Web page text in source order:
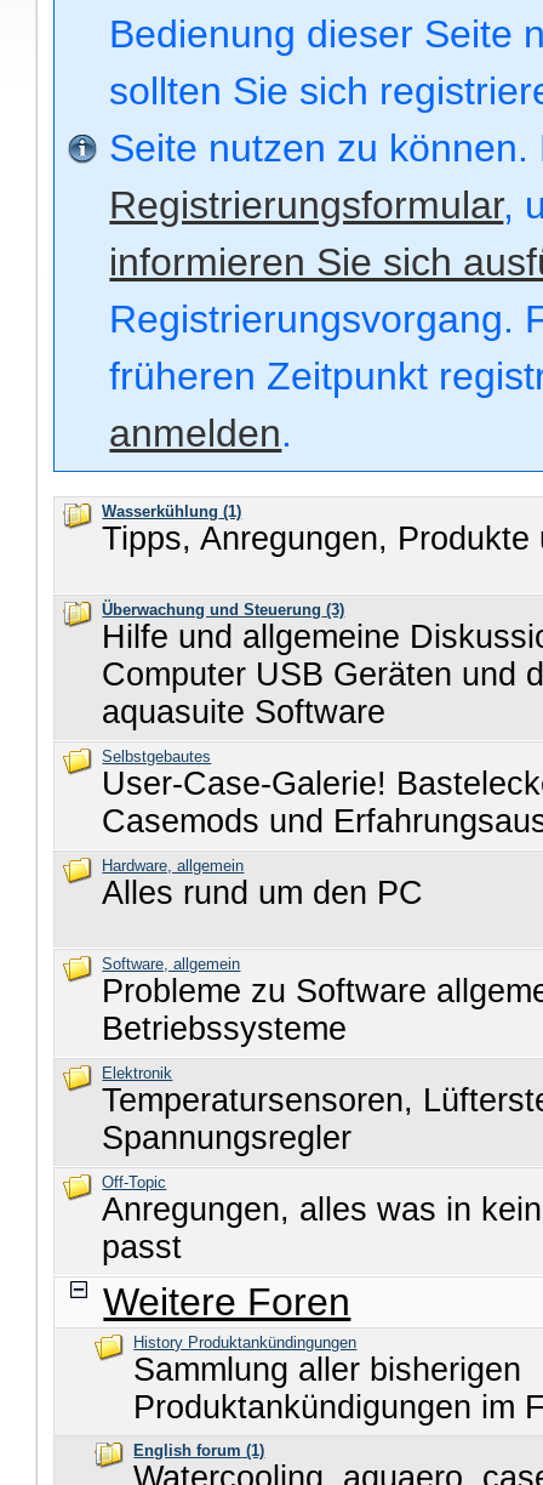
Bedienung dieser Seite
sollten Sie sich
Seite nutzen zu
Registrierungsformular,
informieren Sie sich
Registrierungsvorgang.
früheren Zeitpunkt
anmelden.
Wasserkühlung (1)
Tipps, Anregungen, Produkte
Überwachung und Steuerung (3)
Hilfe und allgemeine
Computer USB Geräten und
aquasuite Software
Selbstgebautes
User-Case-Galerie!
Casemods und
Hardware, allgemein
Alles rund um den PC
Software, allgemein
Probleme zu Software
Betriebssysteme
Elektronik
Temperatursensoren,
Spannungsregler
Off-Topic
Anregungen, alles was in
passt
Weitere Foren
History Produktankündingungen
Sammlung aller bisherigen
Produktankündigungen im
English forum (1)
Watercooling, aquaero,